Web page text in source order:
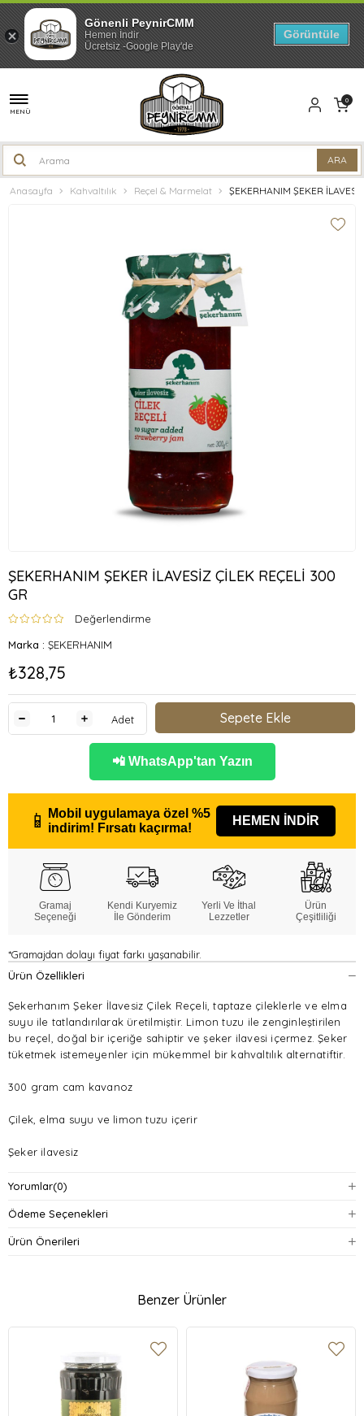
MENÜ
0
Anasayfa Kahvaltılık Reçel & Marmelat ŞEKERHANIM ŞEKER
ŞEKERHANIM ŞEKER İLAVESİZ ÇİLEK REÇELİ 300
GR
Değerlendirme
Marka : ŞEKERHANIM
₺328,75
Adet
📲 WhatsApp'tan Yazın
📱 Mobil uygulamaya özel %5
indirim! Fırsatı kaçırma!
HEMEN İNDİR
Gramaj
Seçeneği
Kendi Kuryemiz
İle Gönderim
Yerli Ve İthal
Lezzetler
Ürün
Çeşitliliği
*Gramajdan dolayı fiyat farkı yaşanabilir.
Ürün Özellikleri
Şekerhanım Şeker İlavesiz Çilek Reçeli, taptaze çileklerle ve elma
suyu ile tatlandırılarak üretilmiştir. Limon tuzu ile zenginleştirilen
bu reçel, doğal bir içeriğe sahiptir ve şeker ilavesi içermez. Şeker
tüketmek istemeyenler için mükemmel bir kahvaltılık alternatiftir.
300 gram cam kavanoz
Çilek, elma suyu ve limon tuzu içerir
Şeker ilavesiz
Katkı maddesi ve glikoz şurubu içermez
Geleneksel yöntemlerle hazırlanmıştır
Yorumlar(0)
Ödeme Seçenekleri
Ürün Önerileri
Benzer Ürünler
Gönenli PeynirCMM
Hemen İndir
Ücretsiz -Google Play'de
Görüntüle